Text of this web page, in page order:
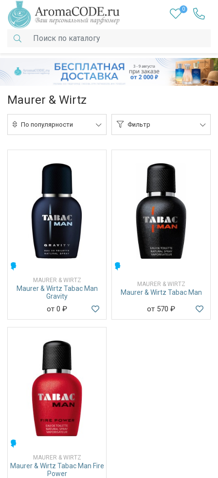
0
Maurer & Wirtz
По популярности Фильтр
MAURER & WIRTZ
Maurer & Wirtz Tabac Man
Gravity
от 0 ₽
MAURER & WIRTZ
Maurer & Wirtz Tabac Man
от 570 ₽
MAURER & WIRTZ
Maurer & Wirtz Tabac Man Fire
Power